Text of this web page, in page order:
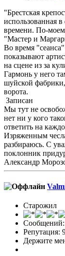
"Брестская
использованная
времени. По-
"Мастер и
Во время
показывают
на сцене из за
Гармонь у него
шуйской
ворота.
Записан
Мы тут не
нет ни у кого
ответить на
Изряженным
разбираюсь. С
поклонник
Александр
Старожил
Сообщений:
Репутация:
Держите